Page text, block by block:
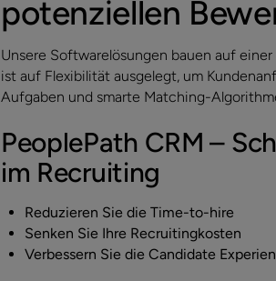
potenziellen
Unsere Softwarelösungen bauen auf
ist auf Flexibilität ausgelegt, um
Aufgaben und smarte Matching-
PeoplePath CRM –
im Recruiting
Reduzieren Sie die Time-to-hire
Senken Sie Ihre Recruitingkosten
Verbessern Sie die Candidate